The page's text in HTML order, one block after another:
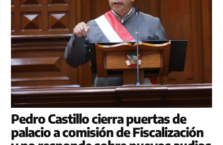
Pedro Castillo cierra puertas de
palacio a comisión de Fiscalización